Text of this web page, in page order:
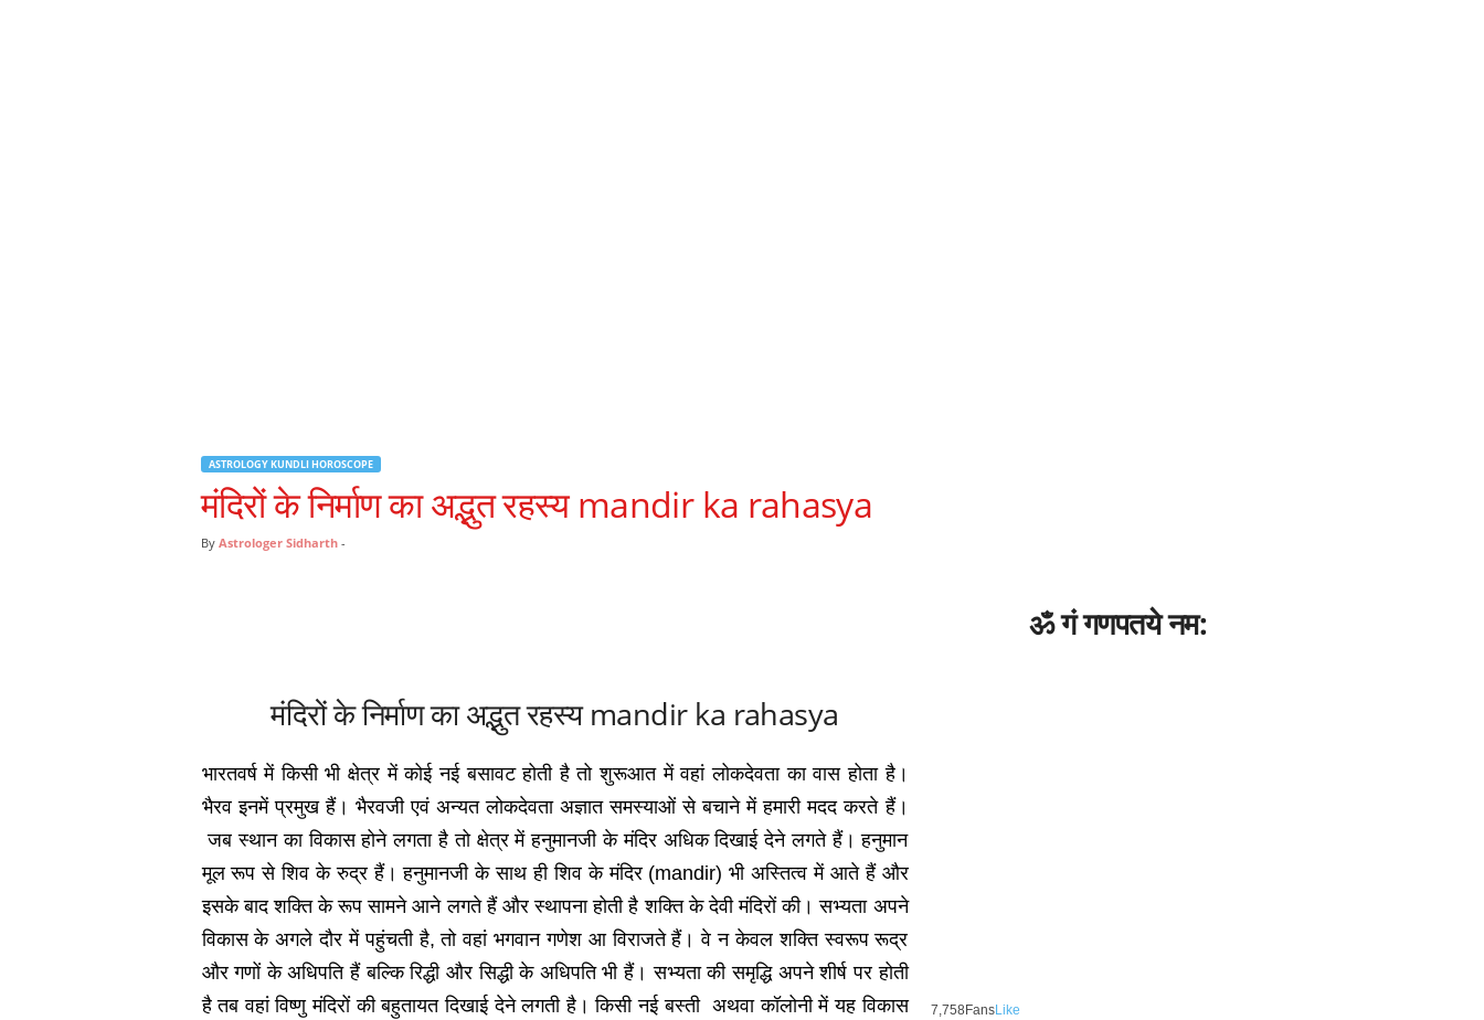
ASTROLOGY KUNDLI HOROSCOPE
मंदिरों के निर्माण का अद्भुत रहस्‍य mandir ka rahasya
By Astrologer Sidharth-
मंदिरों के निर्माण का अद्भुत रहस्‍य mandir ka rahasya
भारतवर्ष में किसी भी क्षेत्र में कोई नई बसावट होती है तो शुरूआत में वहां लोकदेवता का वास होता है।
भैरव इनमें प्रमुख हैं। भैरवजी एवं अन्यत लोकदेवता अज्ञात समस्याओं से बचाने में हमारी मदद करते हैं।
जब स्थान का विकास होने लगता है तो क्षेत्र में हनुमानजी के मंदिर अधिक दिखाई देने लगते हैं। हनुमान
मूल रूप से शिव के रुद्र हैं। हनुमानजी के साथ ही शिव के मंदिर (mandir) भी अस्तित्व में आते हैं और
इसके बाद शक्ति के रूप सामने आने लगते हैं और स्थापना होती है शक्ति के देवी मंदिरों की। सभ्यता अपने
विकास के अगले दौर में पहुंचती है, तो वहां भगवान गणेश आ विराजते हैं। वे न केवल शक्ति स्वरूप रूद्र
और गणों के अधिपति हैं बल्कि रिद्धी और सिद्धी के अधिपति भी हैं। सभ्यता की समृद्धि अपने शीर्ष पर होती
है तब वहां विष्णु मंदिरों की बहुतायत दिखाई देने लगती है। किसी नई बस्ती अथवा कॉलोनी में यह विकास
ॐ गं गणपतये नम:
7,758 FansLike